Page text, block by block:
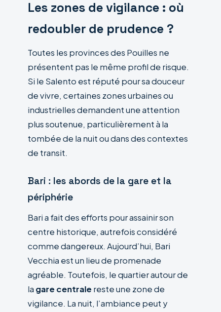
Les zones de vigilance : où
redoubler de prudence ?
Toutes les provinces des Pouilles ne
présentent pas le même profil de risque.
Si le Salento est réputé pour sa douceur
de vivre, certaines zones urbaines ou
industrielles demandent une attention
plus soutenue, particulièrement à la
tombée de la nuit ou dans des contextes
de transit.
Bari : les abords de la gare et la
périphérie
Bari a fait des efforts pour assainir son
centre historique, autrefois considéré
comme dangereux. Aujourd’hui, Bari
Vecchia est un lieu de promenade
agréable. Toutefois, le quartier autour de
la gare centrale reste une zone de
vigilance. La nuit, l’ambiance peut y